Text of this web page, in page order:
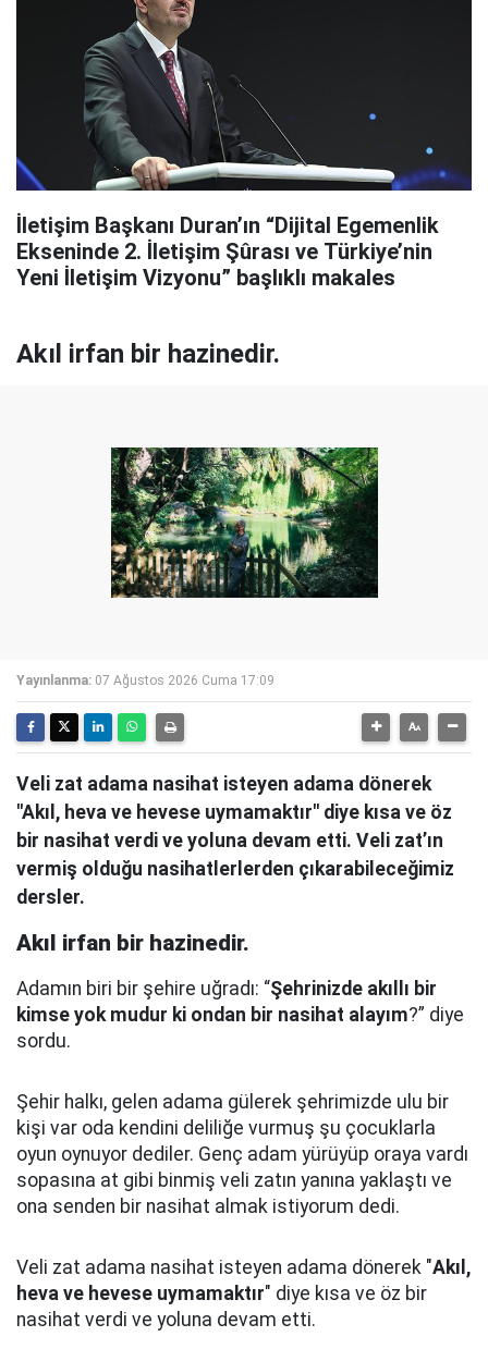
İletişim Başkanı Duran’ın “Dijital Egemenlik
Ekseninde 2. İletişim Şûrası ve Türkiye’nin
Yeni İletişim Vizyonu” başlıklı makales
Akıl irfan bir hazinedir.
Yayınlanma: 07 Ağustos 2026 Cuma 17:09
Veli zat adama nasihat isteyen adama dönerek
"Akıl, heva ve hevese uymamaktır" diye kısa ve öz
bir nasihat verdi ve yoluna devam etti. Veli zat’ın
vermiş olduğu nasihatlerlerden çıkarabileceğimiz
dersler.
Akıl irfan bir hazinedir.
Adamın biri bir şehire uğradı: “Şehrinizde akıllı bir
kimse yok mudur ki ondan bir nasihat alayım?” diye
sordu.
Şehir halkı, gelen adama gülerek şehrimizde ulu bir
kişi var oda kendini deliliğe vurmuş şu çocuklarla
oyun oynuyor dediler. Genç adam yürüyüp oraya vardı
sopasına at gibi binmiş veli zatın yanına yaklaştı ve
ona senden bir nasihat almak istiyorum dedi.
Veli zat adama nasihat isteyen adama dönerek "Akıl,
heva ve hevese uymamaktır" diye kısa ve öz bir
nasihat verdi ve yoluna devam etti.